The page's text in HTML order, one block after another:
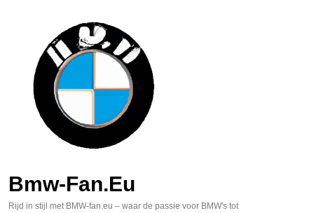
Bmw-Fan.eu
Rijd in stijl met BMW-fan.eu – waar de passie voor BMW's tot